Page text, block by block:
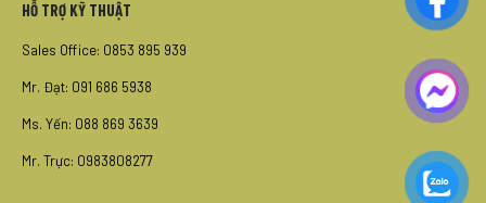
HỖ TRỢ KỸ THUẬT
Sales Office: 0853 895 939
Mr. Đạt: 091 686 5938
Ms. Yến: 088 869 3639
Mr. Trực: 0983808277